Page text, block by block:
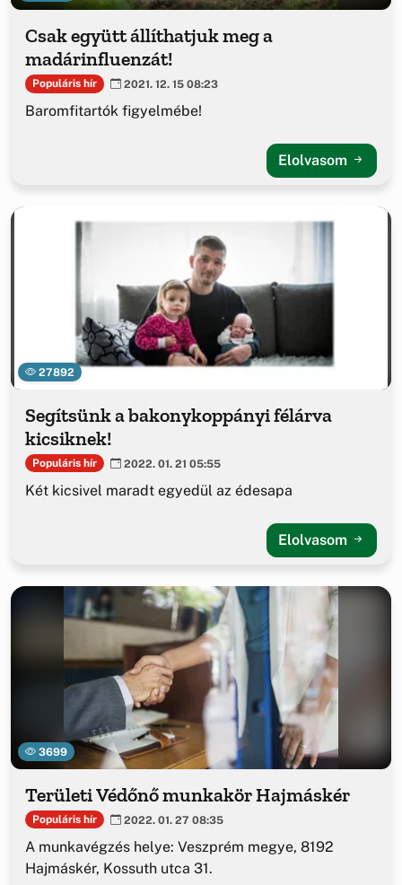
Csak együtt állíthatjuk meg a
madárinfluenzát!
Populáris hír 2021. 12. 15 08:23
Baromfitartók figyelmébe!
Elolvasom
27892
Segítsünk a bakonykoppányi félárva
kicsiknek!
Populáris hír 2022. 01. 21 05:55
Két kicsivel maradt egyedül az édesapa
Elolvasom
3699
Területi Védőnő munkakör Hajmáskér
Populáris hír 2022. 01. 27 08:35
A munkavégzés helye: Veszprém megye, 8192
Hajmáskér, Kossuth utca 31.